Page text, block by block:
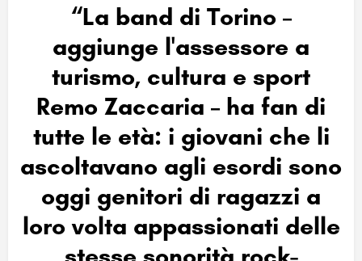
“La band di Torino –
aggiunge l'assessore a
turismo, cultura e sport
Remo Zaccaria – ha fan di
tutte le età: i giovani che li
ascoltavano agli esordi sono
oggi genitori di ragazzi a
loro volta appassionati delle